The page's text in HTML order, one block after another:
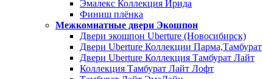
Эмалекс Коллекция Ирида
Финиш плёнка
Межкомнатные двери Экошпон
Двери экошпон Uberture (Новосибирск)
Двери Uberture Коллекции Парма,Тамбурат
Двери Uberture Коллекция Тамбурат Лайт
Коллекция Тамбурат Лайт Лофт